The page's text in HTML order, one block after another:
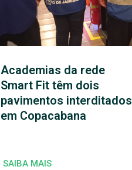
Academias da rede
Smart Fit têm dois
pavimentos interditados
em Copacabana
SAIBA MAIS